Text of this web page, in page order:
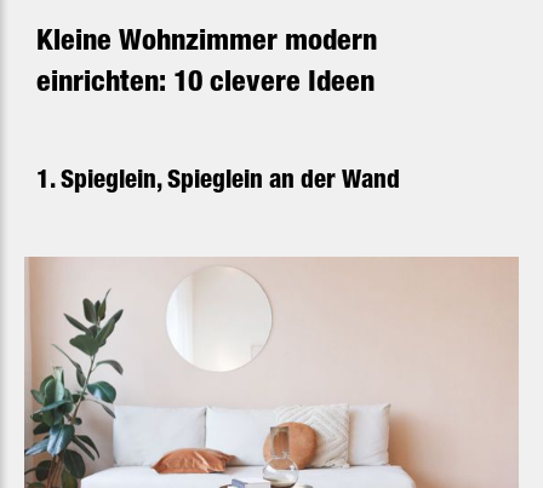
Kleine Wohnzimmer modern
einrichten: 10 clevere Ideen
1. Spieglein, Spieglein an der Wand